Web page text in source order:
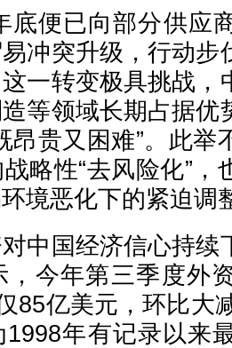
底便已向部分供应
冲突升级，行动步
一转变极具挑战，
等领域长期占据优
昂贵又困难”。此举
略性“去风险化”
境恶化下的紧迫调
中国经济信心持续
，今年第三季度外
85亿美元，环比大
年有记录以来